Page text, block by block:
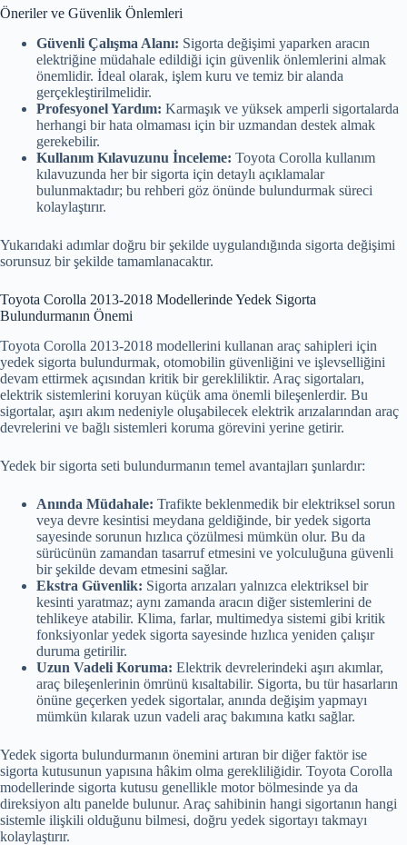
Öneriler ve Güvenlik Önlemleri
Güvenli Çalışma Alanı: Sigorta değişimi yaparken aracın
elektriğine müdahale edildiği için güvenlik önlemlerini almak
önemlidir. İdeal olarak, işlem kuru ve temiz bir alanda
gerçekleştirilmelidir.
Profesyonel Yardım: Karmaşık ve yüksek amperli sigortalarda
herhangi bir hata olmaması için bir uzmandan destek almak
gerekebilir.
Kullanım Kılavuzunu İnceleme: Toyota Corolla kullanım
kılavuzunda her bir sigorta için detaylı açıklamalar
bulunmaktadır; bu rehberi göz önünde bulundurmak süreci
kolaylaştırır.
Yukarıdaki adımlar doğru bir şekilde uygulandığında sigorta değişimi
sorunsuz bir şekilde tamamlanacaktır.
Toyota Corolla 2013-2018 Modellerinde Yedek Sigorta
Bulundurmanın Önemi
Toyota Corolla 2013-2018 modellerini kullanan araç sahipleri için
yedek sigorta bulundurmak, otomobilin güvenliğini ve işlevselliğini
devam ettirmek açısından kritik bir gerekliliktir. Araç sigortaları,
elektrik sistemlerini koruyan küçük ama önemli bileşenlerdir. Bu
sigortalar, aşırı akım nedeniyle oluşabilecek elektrik arızalarından araç
devrelerini ve bağlı sistemleri koruma görevini yerine getirir.
Yedek bir sigorta seti bulundurmanın temel avantajları şunlardır:
Anında Müdahale: Trafikte beklenmedik bir elektriksel sorun
veya devre kesintisi meydana geldiğinde, bir yedek sigorta
sayesinde sorunun hızlıca çözülmesi mümkün olur. Bu da
sürücünün zamandan tasarruf etmesini ve yolculuğuna güvenli
bir şekilde devam etmesini sağlar.
Ekstra Güvenlik: Sigorta arızaları yalnızca elektriksel bir
kesinti yaratmaz; aynı zamanda aracın diğer sistemlerini de
tehlikeye atabilir. Klima, farlar, multimedya sistemi gibi kritik
fonksiyonlar yedek sigorta sayesinde hızlıca yeniden çalışır
duruma getirilir.
Uzun Vadeli Koruma: Elektrik devrelerindeki aşırı akımlar,
araç bileşenlerinin ömrünü kısaltabilir. Sigorta, bu tür hasarların
önüne geçerken yedek sigortalar, anında değişim yapmayı
mümkün kılarak uzun vadeli araç bakımına katkı sağlar.
Yedek sigorta bulundurmanın önemini artıran bir diğer faktör ise
sigorta kutusunun yapısına hâkim olma gerekliliğidir. Toyota Corolla
modellerinde sigorta kutusu genellikle motor bölmesinde ya da
direksiyon altı panelde bulunur. Araç sahibinin hangi sigortanın hangi
sistemle ilişkili olduğunu bilmesi, doğru yedek sigortayı takmayı
kolaylaştırır.